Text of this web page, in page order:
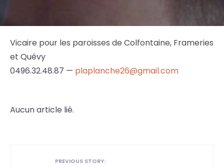
Vicaire pour les paroisses de Colfontaine, Frameries
et Quévy
0496.32.48.87 — plaplanche26@gmail.com
Aucun article lié.
PREVIOUS STORY: